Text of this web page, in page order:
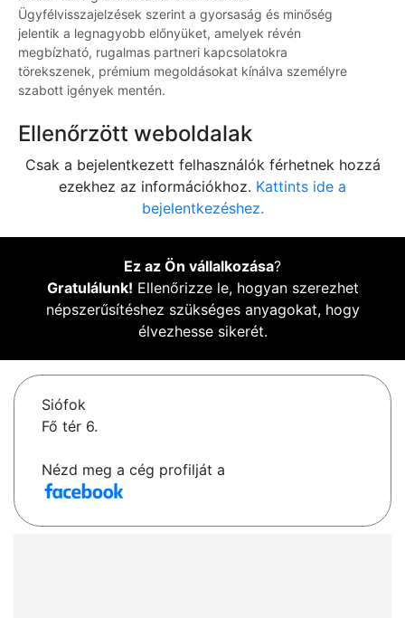
Ügyfélvisszajelzések szerint a gyorsaság és minőség
jelentik a legnagyobb előnyüket, amelyek révén
megbízható, rugalmas partneri kapcsolatokra
törekszenek, prémium megoldásokat kínálva személyre
szabott igények mentén.
Ellenőrzött weboldalak
Csak a bejelentkezett felhasználók férhetnek hozzá
ezekhez az információkhoz. Kattints ide a
bejelentkezéshez.
Ez az Ön vállalkozása?
Gratulálunk! Ellenőrizze le, hogyan szerezhet
népszerűsítéshez szükséges anyagokat, hogy
élvezhesse sikerét.
Siófok
Fő tér 6.
Nézd meg a cég profilját a